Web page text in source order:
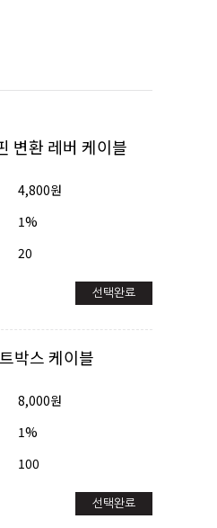
변환 레버 케이블
4,800원
1%
20
선택완료
박스 케이블
8,000원
1%
100
선택완료